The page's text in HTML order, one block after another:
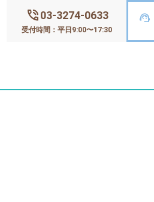
phone_in_talk03-3274-0633
受付時間：平日9:00〜17:30
support_agent